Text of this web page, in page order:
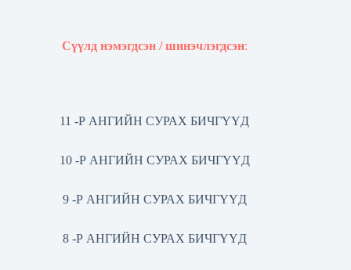
Сүүлд нэмэгдсэн / шинэчлэгдсэн:
11 -Р АНГИЙН СУРАХ БИЧГҮҮД
10 -Р АНГИЙН СУРАХ БИЧГҮҮД
9 -Р АНГИЙН СУРАХ БИЧГҮҮД
8 -Р АНГИЙН СУРАХ БИЧГҮҮД